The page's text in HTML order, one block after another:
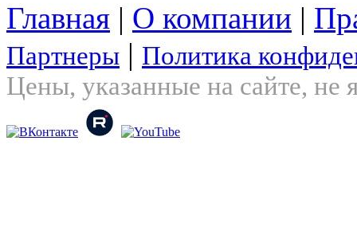
Главная | О компании |
Партнеры | Политика
Цены, указанные на сайте, не